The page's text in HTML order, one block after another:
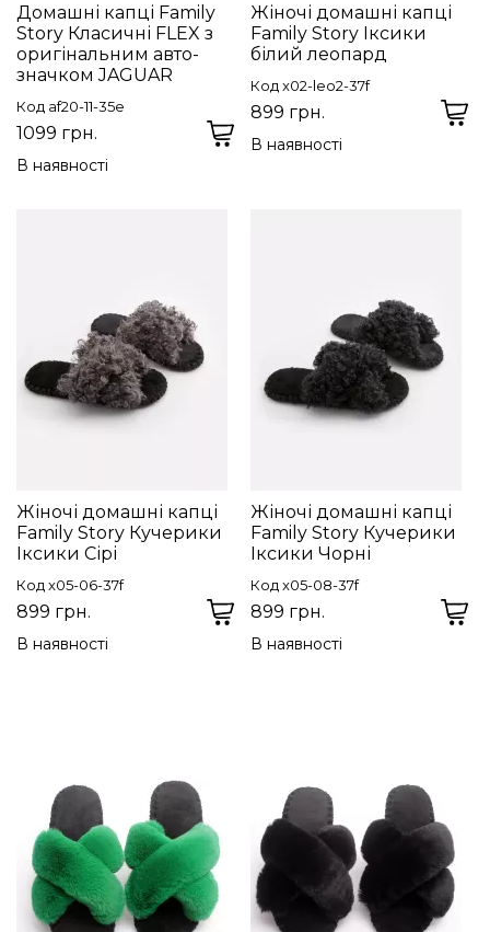
Домашні капці Family
Story Класичні FLEX з
оригінальним авто-
значком JAGUAR
Код af20-11-35e
1099 грн.
В наявності
Жіночі домашні капці
Family Story Іксики
білий леопард
Код x02-leo2-37f
899 грн.
В наявності
Жіночі домашні капці
Family Story Кучерики
Іксики Сірі
Код x05-06-37f
899 грн.
В наявності
Жіночі домашні капці
Family Story Кучерики
Іксики Чорні
Код x05-08-37f
899 грн.
В наявності